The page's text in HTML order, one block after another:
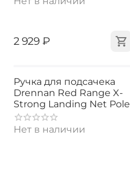
‍2 929‍ ₽
Ручка для подсачека
Drennan Red Range X-
Strong Landing Net Pole
Нет в наличии